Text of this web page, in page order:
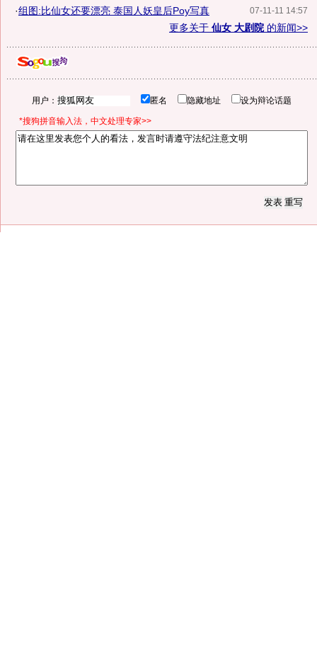
07-11-11 14:57
·组图:比仙女还要漂亮 泰国人妖皇后Poy写真
更多关于 仙女 大剧院的新闻>>
用户： 匿名 隐藏地址 设为辩论话题
*搜狗拼音输入法，中文处理专家>>